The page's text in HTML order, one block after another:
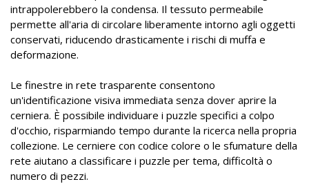
intrappolerebbero la condensa. Il tessuto permeabile
permette all'aria di circolare liberamente intorno agli oggetti
conservati, riducendo drasticamente i rischi di muffa e
deformazione.
Le finestre in rete trasparente consentono
un'identificazione visiva immediata senza dover aprire la
cerniera. È possibile individuare i puzzle specifici a colpo
d'occhio, risparmiando tempo durante la ricerca nella propria
collezione. Le cerniere con codice colore o le sfumature della
rete aiutano a classificare i puzzle per tema, difficoltà o
numero di pezzi.